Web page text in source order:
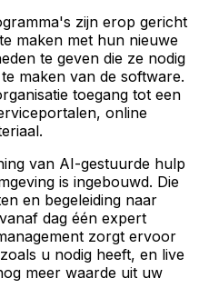
zijn erop gericht
maken met hun nieuwe
te geven die ze nodig
maken van de software.
toegang tot een
online
van AI-gestuurde hulp
is ingebouwd. Die
en begeleiding naar
dag één expert
zorgt ervoor
u nodig heeft, en live
meer waarde uit uw